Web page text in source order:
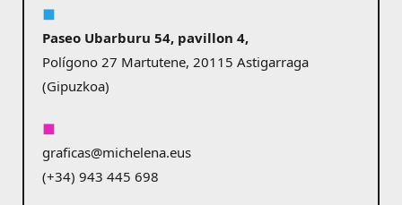
◼︎
Paseo Ubarburu 54, pavillon 4,
Polígono 27 Martutene, 20115 Astigarraga
(Gipuzkoa)
◼︎
graficas@michelena.eus
(+34) 943 445 698